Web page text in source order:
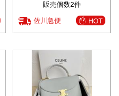
販売個数2件
佐川急便 HOT